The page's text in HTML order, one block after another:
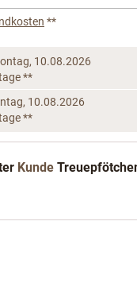
**
10.08.2026
**
10.08.2026
**
Kunde